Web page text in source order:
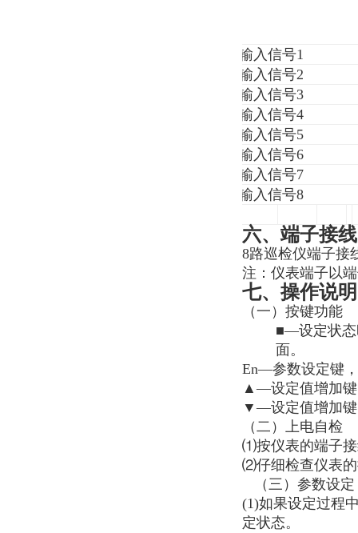
输入信号1
输入信号2
输入信号3
输入信号4
输入信号5
输入信号6
输入信号7
输入信号8
六、端子接线
8路巡检仪端子接
注：仪表端子以
七、操作说明
（一）按键功能
■—设定状
面。
En—参数设定键，
▲—设定值增加
▼—设定值增加
（二）上电自检
⑴按仪表的端子接
⑵仔细检查仪表
（三） 参数设定
(1)如果设定过程
定状态。